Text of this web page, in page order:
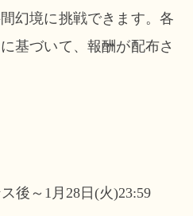
幻境に挑戦できます。各
基づいて、報酬が配布さ
後～1月28日(火)23:59